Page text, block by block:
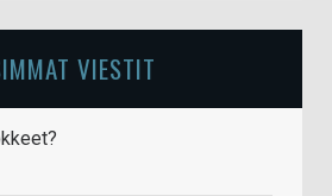
VIESTIT